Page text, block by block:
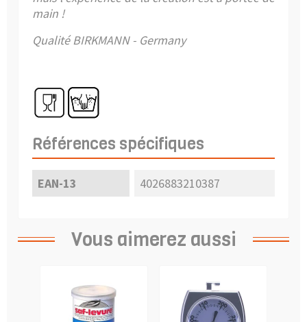
main !
Qualité BIRKMANN - Germany
Références spécifiques
EAN-13 4026883210387
Vous aimerez aussi